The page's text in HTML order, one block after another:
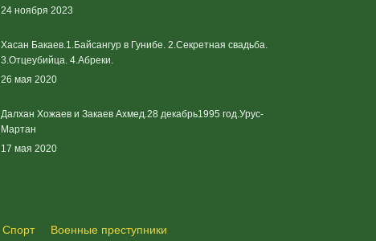
24 ноября 2023
Хасан Бакаев.1.Байсангур в Гунибе. 2.Секретная свадьба.
3.Отцеубийца. 4.Абреки.
26 мая 2020
Далхан Хожаев и Закаев Ахмед.28 декабрь1995 год.Урус-
Мартан
17 мая 2020
Спорт
Военные преступники